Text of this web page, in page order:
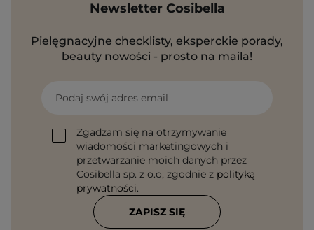
Newsletter Cosibella
Pielęgnacyjne checklisty, eksperckie porady,
beauty nowości - prosto na maila!
Podaj swój adres email
Zgadzam się na otrzymywanie
wiadomości marketingowych i
przetwarzanie moich danych przez
Cosibella sp. z o.o, zgodnie z polityką
prywatności.
ZAPISZ SIĘ